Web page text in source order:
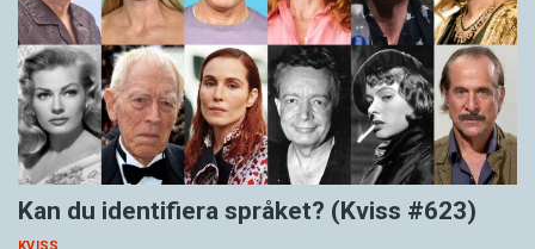
Kan du identifiera språket? (Kviss #623)